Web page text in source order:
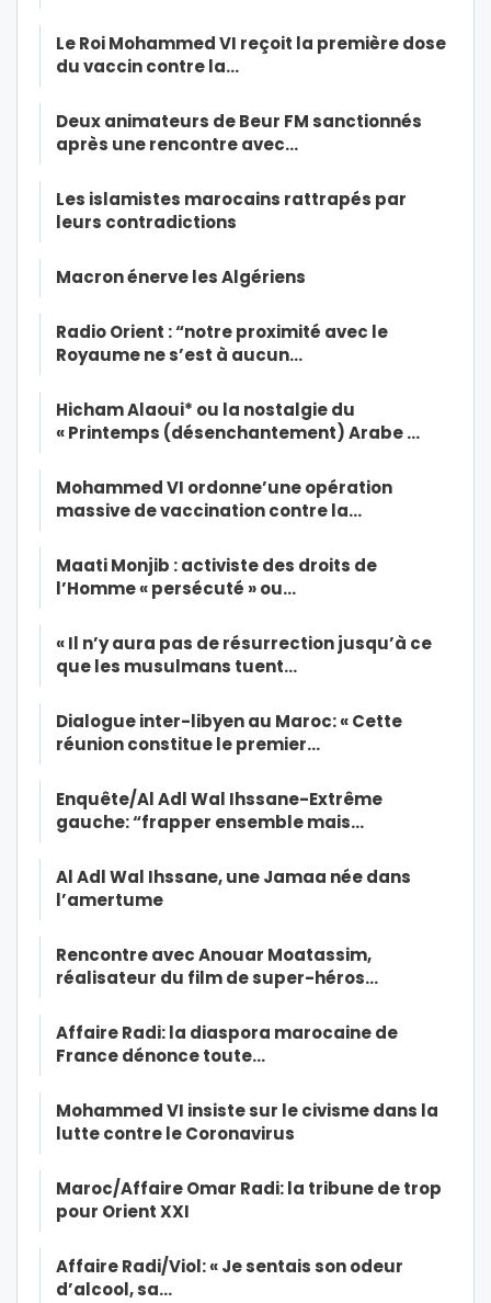
Le Roi Mohammed VI reçoit la première dose
du vaccin contre la…
Deux animateurs de Beur FM sanctionnés
après une rencontre avec…
Les islamistes marocains rattrapés par
leurs contradictions
Macron énerve les Algériens
Radio Orient : “notre proximité avec le
Royaume ne s’est à aucun…
Hicham Alaoui* ou la nostalgie du
« Printemps (désenchantement) Arabe …
Mohammed VI ordonne’une opération
massive de vaccination contre la…
Maati Monjib : activiste des droits de
l’Homme « persécuté » ou…
« Il n’y aura pas de résurrection jusqu’à ce
que les musulmans tuent…
Dialogue inter-libyen au Maroc: « Cette
réunion constitue le premier…
Enquête/Al Adl Wal Ihssane-Extrême
gauche: “frapper ensemble mais…
Al Adl Wal Ihssane, une Jamaa née dans
l’amertume
Rencontre avec Anouar Moatassim,
réalisateur du film de super-héros…
Affaire Radi: la diaspora marocaine de
France dénonce toute…
Mohammed VI insiste sur le civisme dans la
lutte contre le Coronavirus
Maroc/Affaire Omar Radi: la tribune de trop
pour Orient XXI
Affaire Radi/Viol: « Je sentais son odeur
d’alcool, sa…